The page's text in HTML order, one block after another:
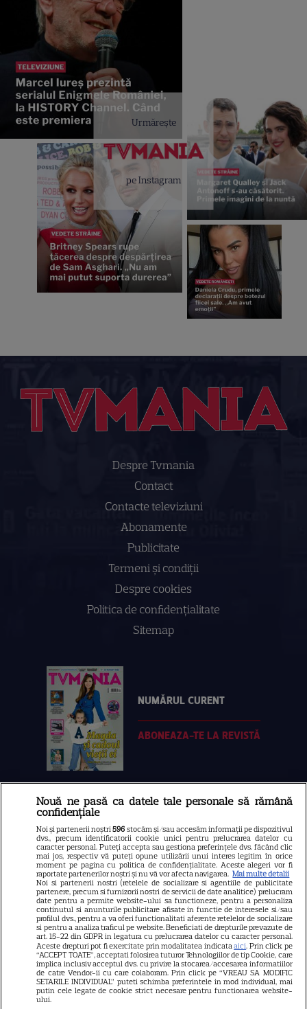
Urmărește
pe Instagram
Despre Tvmania
Contact
Contacte televiziuni
Abonamente
Publicitate
Termeni și condiții
Despre cookies
Politica de confidenţialitate
Sitemap
NUMĂRUL CURENT
ABONEAZA-TE LA REVISTĂ
Libertatea
Libertatea pentru femei
GSP
Știri mondene
Avantaje
Elle
Unica
Retete practice
URMĂREȘTE-NE PE
Nouă ne pasă ca datele tale personale să rămână
confidențiale
Noi și partenerii noștri596 stocăm și/sau accesăm informații pe dispozitivul
dvs., precum identificatorii cookie unici pentru prelucrarea datelor cu
caracter personal. Puteți accepta sau gestiona preferințele dvs. făcând clic
mai jos, respectiv vă puteți opune utilizării unui interes legitim în orice
moment pe pagina cu politica de confidențialitate. Aceste alegeri vor fi
raportate partenerilor noștri și nu vă vor afecta navigarea. Mai multe detalii
Noi si partenerii nostri (retelele de socializare si agentiile de publicitate
partenere, precum si furnizorii nostri de servicii de date analitice) prelucram
date pentru a permite website-ului sa functioneze, pentru a personaliza
continutul si anunturile publicitare afisate in functie de interesele si/sau
profilul dvs., pentru a va oferi functionalitati aferente retelelor de socializare
si pentru a analiza traficul pe website. Beneficiati de drepturile prevazute de
art. 15-22 din GDPR in legatura cu prelucrarea datelor cu caracter personal.
Aceste drepturi pot fi exercitate prin modalitatea indicataaici. Prin click pe
“ACCEPT TOATE”, acceptati folosirea tuturor Tehnologiilor de tip Cookie, care
implica inclusiv acceptul dvs. cu privire la stocarea/accesarea informatiilor
de catre Vendor-ii cu care colaboram. Prin click pe “VREAU SA MODIFIC
SETARILE INDIVIDUAL” puteti schimba preferintele in mod individual, mai
putin cele legate de cookie strict necesare pentru functionarea website-
ului.